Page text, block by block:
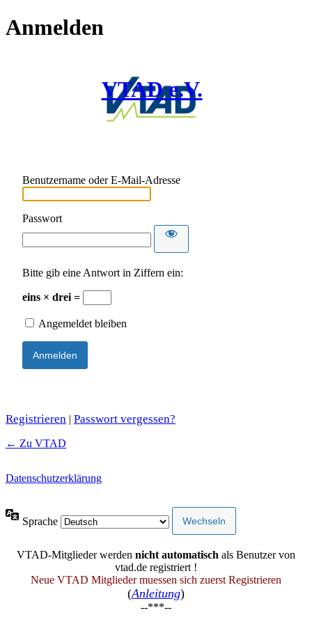
Anmelden
VTAD e.V.
Benutzername oder E-Mail-Adresse
Passwort
Bitte gib eine Antwort in Ziffern ein:
eins × drei =
Angemeldet bleiben
Registrieren | Passwort vergessen?
← Zu VTAD
Datenschutzerklärung
Sprache
VTAD-Mitglieder werden nicht automatisch als Benutzer von
vtad.de registriert !
Neue VTAD Mitglieder muessen sich zuerst Registrieren
(Anleitung)
--***--